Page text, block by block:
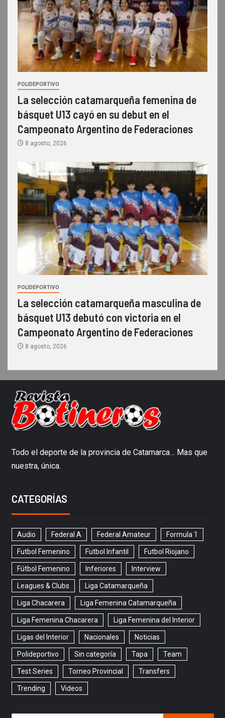
POLIDEPORTIVO
La selección catamarqueña femenina de
básquet U13 cayó en su debut en el
Campeonato Argentino de Federaciones
8 agosto, 2026
POLIDEPORTIVO
La selección catamarqueña masculina de
básquet U13 debutó con victoria en el
Campeonato Argentino de Federaciones
8 agosto, 2026
Todo el deporte de la provincia de Catamarca… Mas que
nuestra, única.
CATEGORÍAS
Audio Federal A Federal Amateur Formula 1
Futbol Femenino Futbol Infantil Futbol Riojano
Fútbol Femenino Inferiores Interview
Leagues & Clubs Liga Catamarqueña
Liga Chacarera Liga Femenina Catamarqueña
Liga Femenina Chacarera Liga Femenina del Interior
Ligas del Interior Nacionales Noticias
Polideportivo Sin categoría Tapa Team
Test Series Torneo Provincial Transfers
Trending Videos